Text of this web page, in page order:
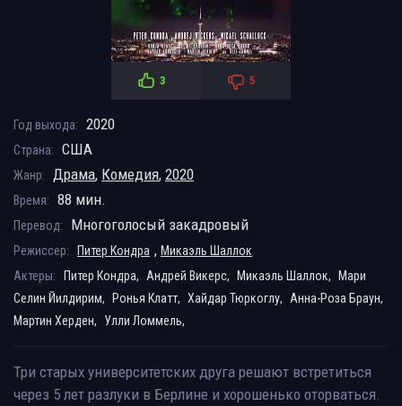
3 5
Год выхода: 2020
Страна: США
Жанр: Драма, Комедия, 2020
Время: 88 мин.
Перевод: Многоголосый закадровый
Режиссер: Питер Кондра , Микаэль Шаллок
Актеры:
Питер Кондра, Андрей Викерс, Микаэль Шаллок,
Мари
Селин Йилдирим,
Ронья Клатт, Хайдар Тюркоглу,
Анна-Роза Браун,
Мартин Херден,
Улли Ломмель,
Три старых университетских друга решают встретиться
через 5 лет разлуки в Берлине и хорошенько оторваться.